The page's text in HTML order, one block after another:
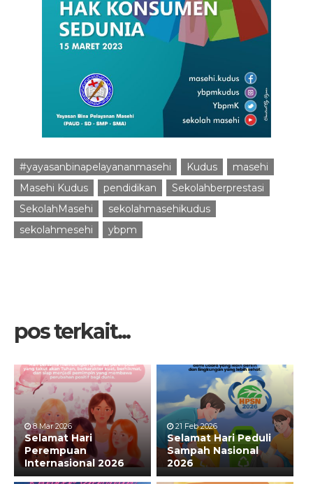
#yayasanbinapelayananmasehi Kudus
masehi
Masehi Kudus
pendidikan
Sekolahberprestasi
SekolahMasehi
sekolahmasehikudus
sekolahmesehi
ybpm
pos terkait...
8 Mar 2026
Selamat Hari
Perempuan
Internasional 2026
21 Feb 2026
Selamat Hari Peduli
Sampah Nasional
2026